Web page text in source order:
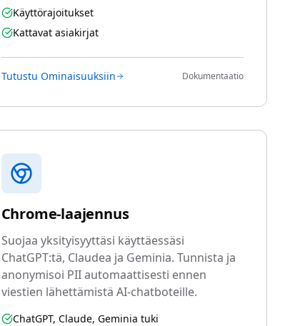
Käyttörajoitukset
Kattavat asiakirjat
Tutustu Ominaisuuksiin Dokumentaatio
Chrome-laajennus
Suojaa yksityisyyttäsi käyttäessäsi
ChatGPT:tä, Claudea ja Geminia. Tunnista ja
anonymisoi PII automaattisesti ennen
viestien lähettämistä AI-chatboteille.
ChatGPT, Claude, Geminia tuki